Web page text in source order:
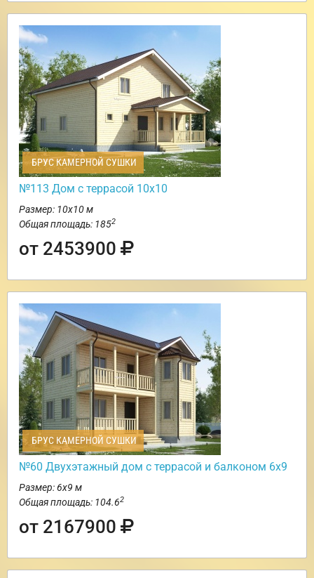
БРУС КАМЕРНОЙ СУШКИ
№113 Дом с террасой 10х10
Размер: 10х10 м
Общая площадь: 1852
от 2453900
БРУС КАМЕРНОЙ СУШКИ
№60 Двухэтажный дом с террасой и балконом 6х9
Размер: 6х9 м
Общая площадь: 104.62
от 2167900